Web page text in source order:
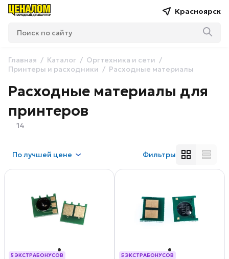
Красноярск
Главная Каталог
Оргтехника и сети
Принтеры и расходники
Расходные материалы
Расходные материалы для
принтеров
14
Получшей цене Фильтры
5 ЭКСТРАБОНУСОВ
5 ЭКСТРАБОНУСОВ